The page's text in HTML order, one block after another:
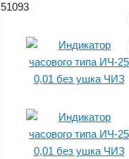
51093